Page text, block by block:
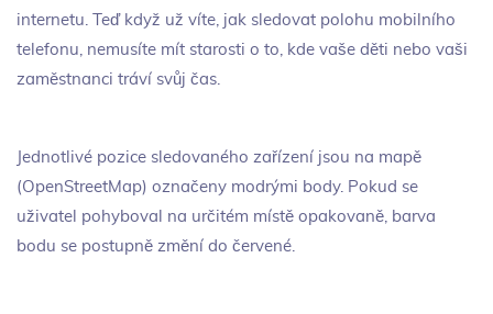
internetu. Teď když už víte, jak sledovat polohu mobilního
telefonu, nemusíte mít starosti o to, kde vaše děti nebo vaši
zaměstnanci tráví svůj čas.
Jednotlivé pozice sledovaného zařízení jsou na mapě
(OpenStreetMap) označeny modrými body. Pokud se
uživatel pohyboval na určitém místě opakovaně, barva
bodu se postupně změní do červené.